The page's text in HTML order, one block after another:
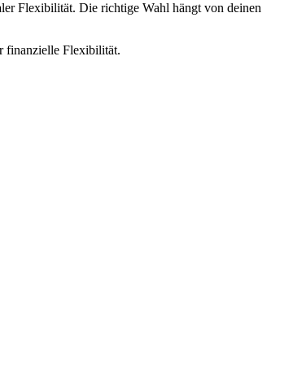
Flexibilität. Die richtige Wahl hängt von deinen
finanzielle Flexibilität.